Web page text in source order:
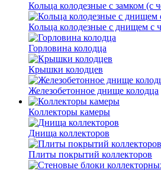
Кольца колодезные с замком (с
Кольца колодезные с днищем с
Горловина колодца
Крышки колодцев
Железобетонное днище колодца
Коллекторы камеры
Днища коллекторов
Плиты покрытий коллекторов